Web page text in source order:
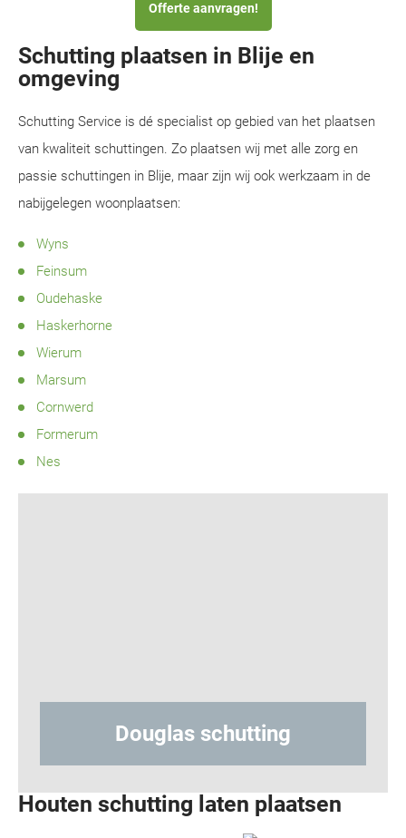
Offerte aanvragen!
Schutting plaatsen in Blije en
omgeving
Schutting Service is dé specialist op gebied van het plaatsen
van kwaliteit schuttingen. Zo plaatsen wij met alle zorg en
passie schuttingen in Blije, maar zijn wij ook werkzaam in de
nabijgelegen woonplaatsen:
Wyns
Feinsum
Oudehaske
Haskerhorne
Wierum
Marsum
Cornwerd
Formerum
Nes
schutting Hout-
Houten schutting laten plaatsen